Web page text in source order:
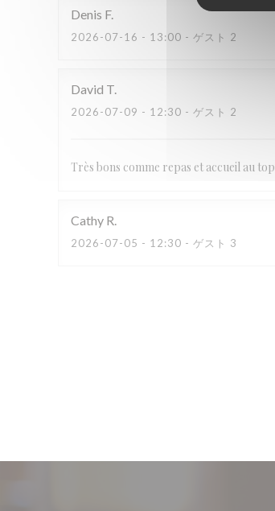
Denis F
2026-07-16 - 13:00 - ゲスト 2
David T
2026-07-09 - 12:30 - ゲスト 2
Très bons comme repas et accueil au top
Cathy R
2026-07-05 - 12:30 - ゲスト 3